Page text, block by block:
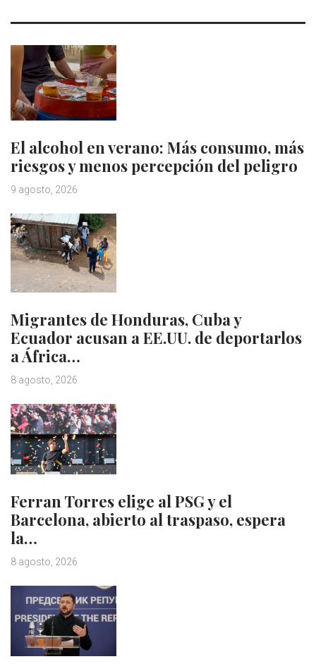
El alcohol en verano: Más consumo, más
riesgos y menos percepción del peligro
9 agosto, 2026
Migrantes de Honduras, Cuba y
Ecuador acusan a EE.UU. de deportarlos
a África…
8 agosto, 2026
Ferran Torres elige al PSG y el
Barcelona, abierto al traspaso, espera
la…
8 agosto, 2026